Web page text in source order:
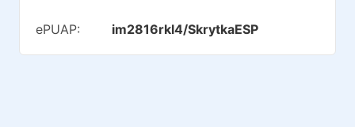
ePUAP: im2816rkl4/SkrytkaESP